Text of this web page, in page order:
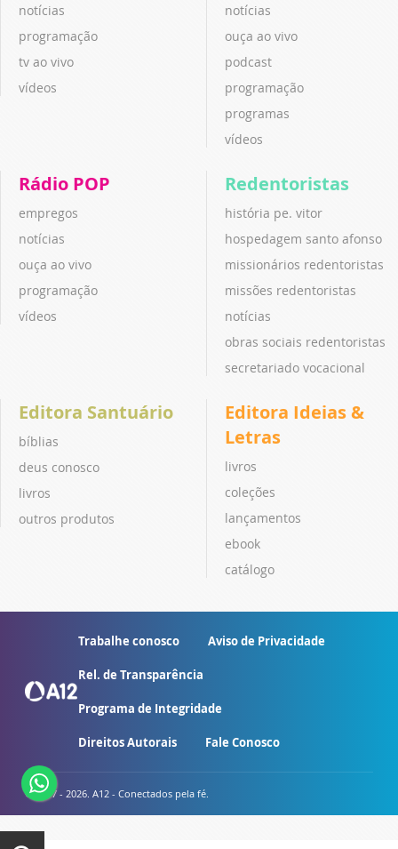
notícias
programação
tv ao vivo
vídeos
notícias
ouça ao vivo
podcast
programação
programas
vídeos
Rádio POP
empregos
notícias
ouça ao vivo
programação
vídeos
Redentoristas
história pe. vitor
hospedagem santo afonso
missionários redentoristas
missões redentoristas
notícias
obras sociais redentoristas
secretariado vocacional
Editora Santuário
bíblias
deus conosco
livros
outros produtos
Editora Ideias &
Letras
livros
coleções
lançamentos
ebook
catálogo
Trabalhe conosco Aviso de Privacidade
Rel. de Transparência
Programa de Integridade
Direitos Autorais Fale Conosco
© 2007 - 2026. A12 - Conectados pela fé.